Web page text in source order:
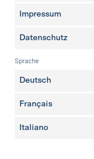
Impressum
Datenschutz
Sprache
Deutsch
Français
Italiano